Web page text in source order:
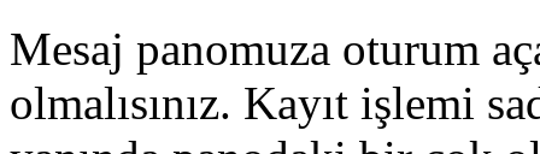
Mesaj panomuza oturum
olmalısınız. Kayıt işlemi